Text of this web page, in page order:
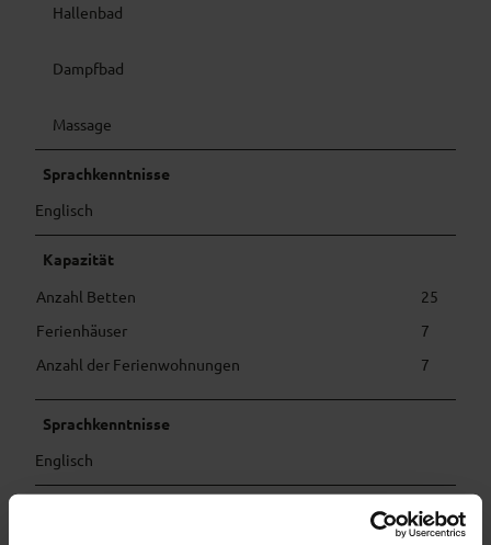
Hallenbad
Dampfbad
Massage
Sprachkenntnisse
Englisch
Kapazität
Anzahl Betten
25
Ferienhäuser
7
Anzahl der Ferienwohnungen
7
Sprachkenntnisse
Englisch